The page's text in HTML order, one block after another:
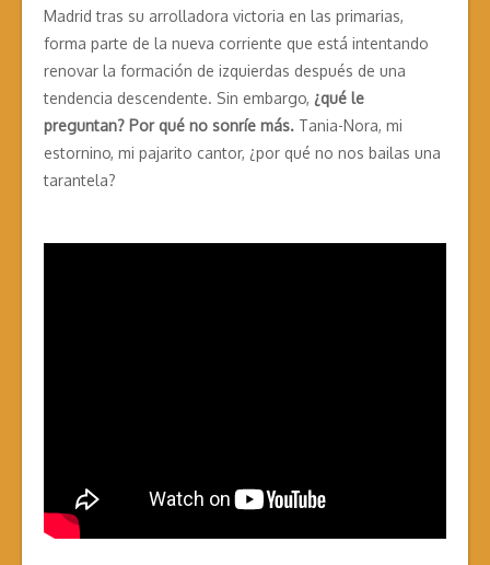
Madrid tras su arrolladora victoria en las primarias,
forma parte de la nueva corriente que está intentando
renovar la formación de izquierdas después de una
tendencia descendente. Sin embargo, ¿qué le
preguntan? Por qué no sonríe más. Tania-Nora, mi
estornino, mi pajarito cantor, ¿por qué no nos bailas una
tarantela?